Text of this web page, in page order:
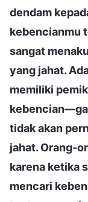
dendam
kebencianmu
sangat
yang jahat.
memiliki
tidak akan
jahat. Orang-
karena ketika
mencari